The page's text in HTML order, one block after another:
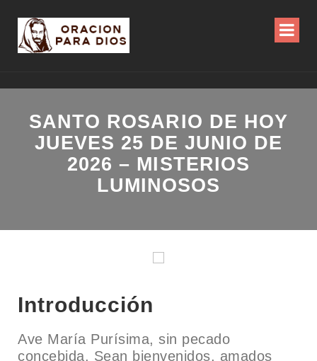
SANTO ROSARIO DE HOY
JUEVES 25 DE JUNIO DE
2026 – MISTERIOS
LUMINOSOS
Introducción
Ave María Purísima, sin pecado
concebida. Sean bienvenidos, amados